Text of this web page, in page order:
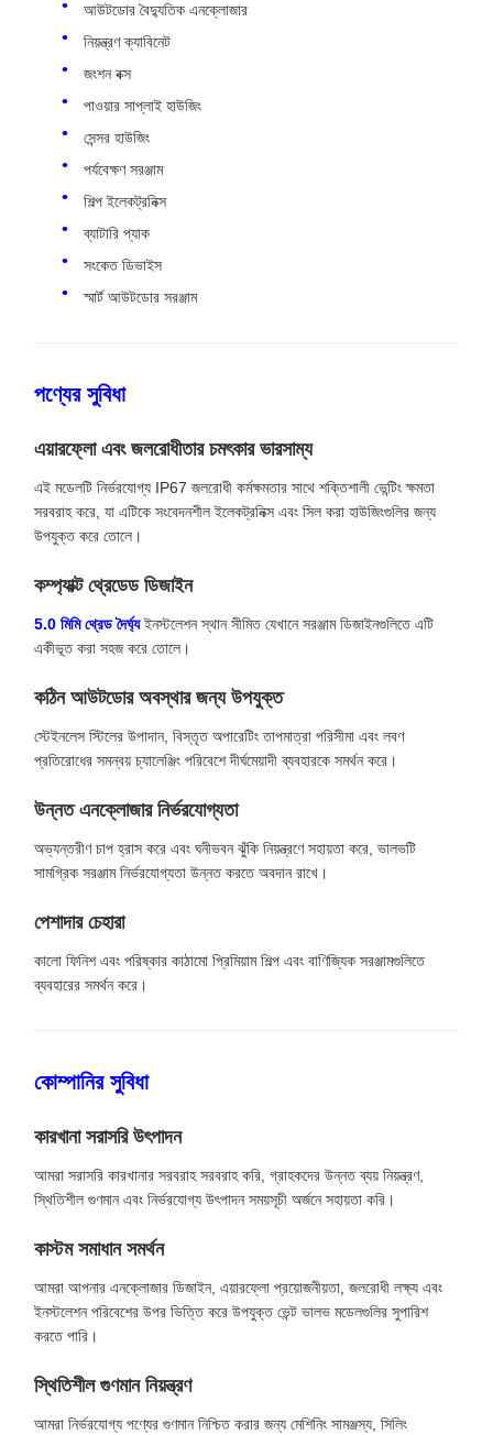
আউটডোর বৈদ্যুতিক এনক্লোজার
নিয়ন্ত্রণ ক্যাবিনেট
জংশন বক্স
পাওয়ার সাপ্লাই হাউজিং
সেন্সর হাউজিং
পর্যবেক্ষণ সরঞ্জাম
শিল্প ইলেকট্রনিক্স
ব্যাটারি প্যাক
সংকেত ডিভাইস
স্মার্ট আউটডোর সরঞ্জাম
পণ্যের সুবিধা
এয়ারফ্লো এবং জলরোধীতার চমৎকার ভারসাম্য
এই মডেলটি নির্ভরযোগ্য IP67 জলরোধী কর্মক্ষমতার সাথে শক্তিশালী ভেন্টিং ক্ষমতা
সরবরাহ করে, যা এটিকে সংবেদনশীল ইলেকট্রনিক্স এবং সিল করা হাউজিংগুলির জন্য
উপযুক্ত করে তোলে।
কম্প্যাক্ট থ্রেডেড ডিজাইন
5.0 মিমি থ্রেড দৈর্ঘ্যইনস্টলেশন স্থান সীমিত যেখানে সরঞ্জাম ডিজাইনগুলিতে এটি
একীভূত করা সহজ করে তোলে।
কঠিন আউটডোর অবস্থার জন্য উপযুক্ত
স্টেইনলেস স্টিলের উপাদান, বিস্তৃত অপারেটিং তাপমাত্রা পরিসীমা এবং লবণ
প্রতিরোধের সমন্বয় চ্যালেঞ্জিং পরিবেশে দীর্ঘমেয়াদী ব্যবহারকে সমর্থন করে।
উন্নত এনক্লোজার নির্ভরযোগ্যতা
অভ্যন্তরীণ চাপ হ্রাস করে এবং ঘনীভবন ঝুঁকি নিয়ন্ত্রণে সহায়তা করে, ভালভটি
সামগ্রিক সরঞ্জাম নির্ভরযোগ্যতা উন্নত করতে অবদান রাখে।
পেশাদার চেহারা
কালো ফিনিশ এবং পরিষ্কার কাঠামো প্রিমিয়াম শিল্প এবং বাণিজ্যিক সরঞ্জামগুলিতে
ব্যবহারের সমর্থন করে।
কোম্পানির সুবিধা
কারখানা সরাসরি উৎপাদন
আমরা সরাসরি কারখানার সরবরাহ সরবরাহ করি, গ্রাহকদের উন্নত ব্যয় নিয়ন্ত্রণ,
স্থিতিশীল গুণমান এবং নির্ভরযোগ্য উৎপাদন সময়সূচী অর্জনে সহায়তা করি।
কাস্টম সমাধান সমর্থন
আমরা আপনার এনক্লোজার ডিজাইন, এয়ারফ্লো প্রয়োজনীয়তা, জলরোধী লক্ষ্য এবং
ইনস্টলেশন পরিবেশের উপর ভিত্তি করে উপযুক্ত ভেন্ট ভালভ মডেলগুলির সুপারিশ
করতে পারি।
স্থিতিশীল গুণমান নিয়ন্ত্রণ
আমরা নির্ভরযোগ্য পণ্যের গুণমান নিশ্চিত করার জন্য মেশিনিং সামঞ্জস্য, সিলিং